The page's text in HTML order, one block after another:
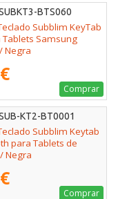
BTS060
Subblim KeyTab
Tablets Samsung
Negra
Comprar
KT2-BT0001
Subblim Keytab
para Tablets de
Negra
Comprar